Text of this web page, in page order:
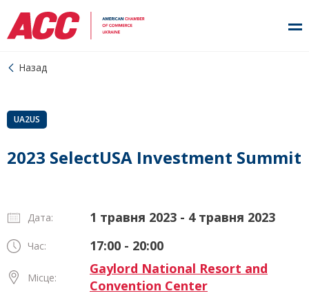
Назад
UA2US
2023 SelectUSA Investment Summit
Дата: 1 травня 2023 - 4 травня 2023
Час: 17:00 - 20:00
Місце:
Gaylord National Resort and
Convention Center